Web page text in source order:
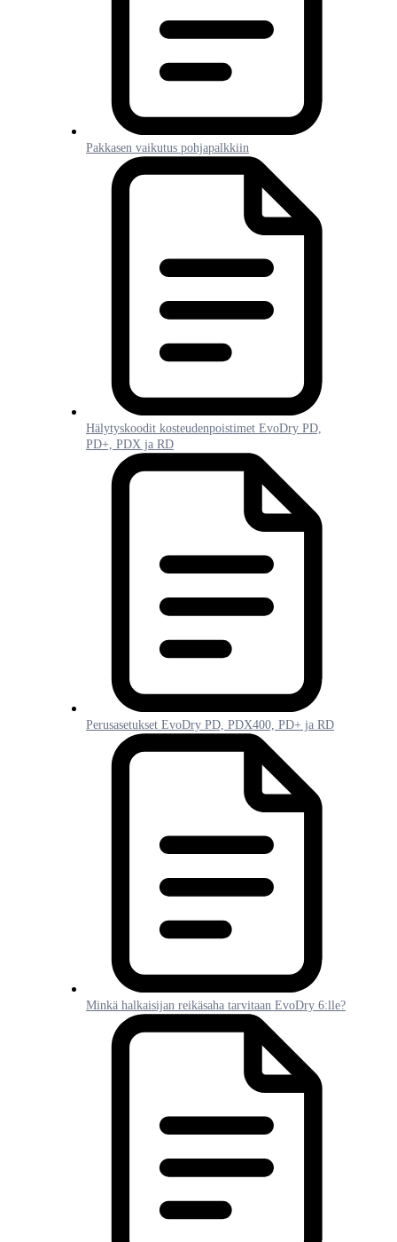
Pakkasen vaikutus pohjapalkkiin
Hälytyskoodit kosteudenpoistimet EvoDry PD,
PD+, PDX ja RD
Perusasetukset EvoDry PD, PDX400, PD+ ja RD
Minkä halkaisijan reikäsaha tarvitaan EvoDry 6:lle?